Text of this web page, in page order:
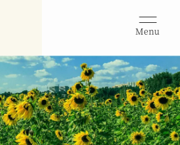
Menu